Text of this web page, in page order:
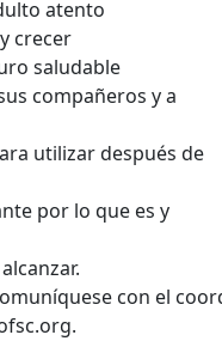
atento
crecer
saludable
compañeros y a
utilizar después de
por lo que es y
con el